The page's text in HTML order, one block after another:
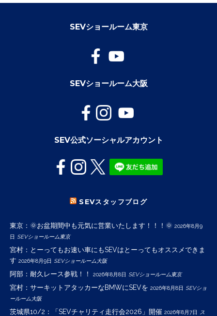
SEVショールーム東京
SEVショールーム大阪
SEV公式ソーシャルアカウント
SEVスタッフブログ
東京：🌞お盆期間中も元気に営業いたします！！！🌞 2026年8月9
日 SEVショールーム東京
宮村：とーってもお速い車にもSEVはとーってもオススメできま
す 2026年8月9日 SEVショールーム大阪
阿部：耐久レース参戦！！ 2026年8月8日 SEVショールーム東京
宮村：サーキットアタッカーなBMWにSEVを 2026年8月8日 SEVショ
ールーム大阪
茨城県10/2：「SEVチャリティ走行会2026」開催 2026年8月7日 ス